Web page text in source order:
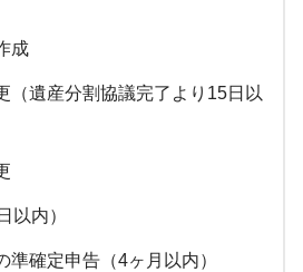
成
（遺産分割協議完了より15日以
以内）
準確定申告（4ヶ月以内）